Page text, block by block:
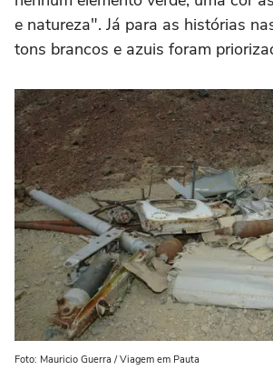
e natureza". Já para as histórias
tons brancos e azuis foram
Foto: Mauricio Guerra / Viagem em Pauta